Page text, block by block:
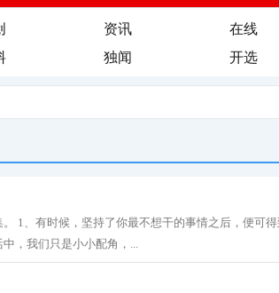
资讯 在线
独闻 开选
1、有时候，坚持了你最不想干的事情之后，便可
，我们只是小小配角，...